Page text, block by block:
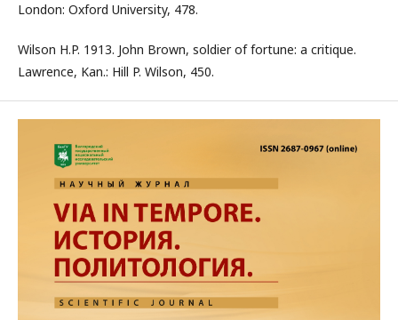
London: Oxford University, 478.
Wilson H.P. 1913. John Brown, soldier of fortune: a critique.
Lawrence, Kan.: Hill P. Wilson, 450.